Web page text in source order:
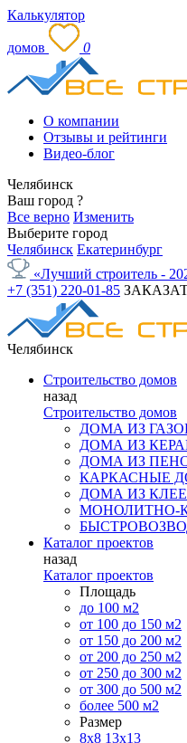
Калькулятор
домов 0
О компании
Отзывы и рейтинги
Видео-блог
Челябинск
Ваш город ?
Все верно Изменить
Выберите город
Челябинск Екатеринбург
«Лучший строитель -
+7 (351) 220-01-85
Челябинск
Строительство домов
назад
Строительство домов
ДОМА ИЗ
ДОМА ИЗ
ДОМА ИЗ
КАРКАСНЫЕ
ДОМА ИЗ
МОНОЛИТНО-
Каталог проектов
назад
Каталог проектов
Площадь
до 100 м2
от 100 до 150 м2
от 150 до 200 м2
от 200 до 250 м2
от 250 до 300 м2
от 300 до 500 м2
более 500 м2
Размер
8х8 13х13